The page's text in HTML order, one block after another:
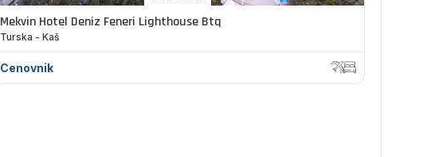
Mekvin Hotel Deniz Feneri Lighthouse Btq
Turska - Kaš
Cenovnik